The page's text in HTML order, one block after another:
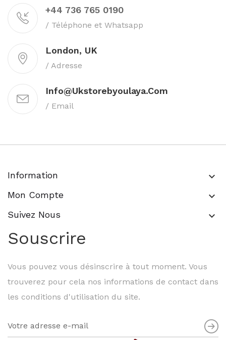
+44 736 765 0190
/ Téléphone et Whatsapp
London, UK
/ Adresse
Info@ukstorebyoulaya.com
/ Email
Information keyboard_arrow_down
Mon Compte keyboard_arrow_down
Suivez Nous keyboard_arrow_down
Souscrire
Vous pouvez vous désinscrire à tout moment. Vous
trouverez pour cela nos informations de contact dans
les conditions d'utilisation du site.